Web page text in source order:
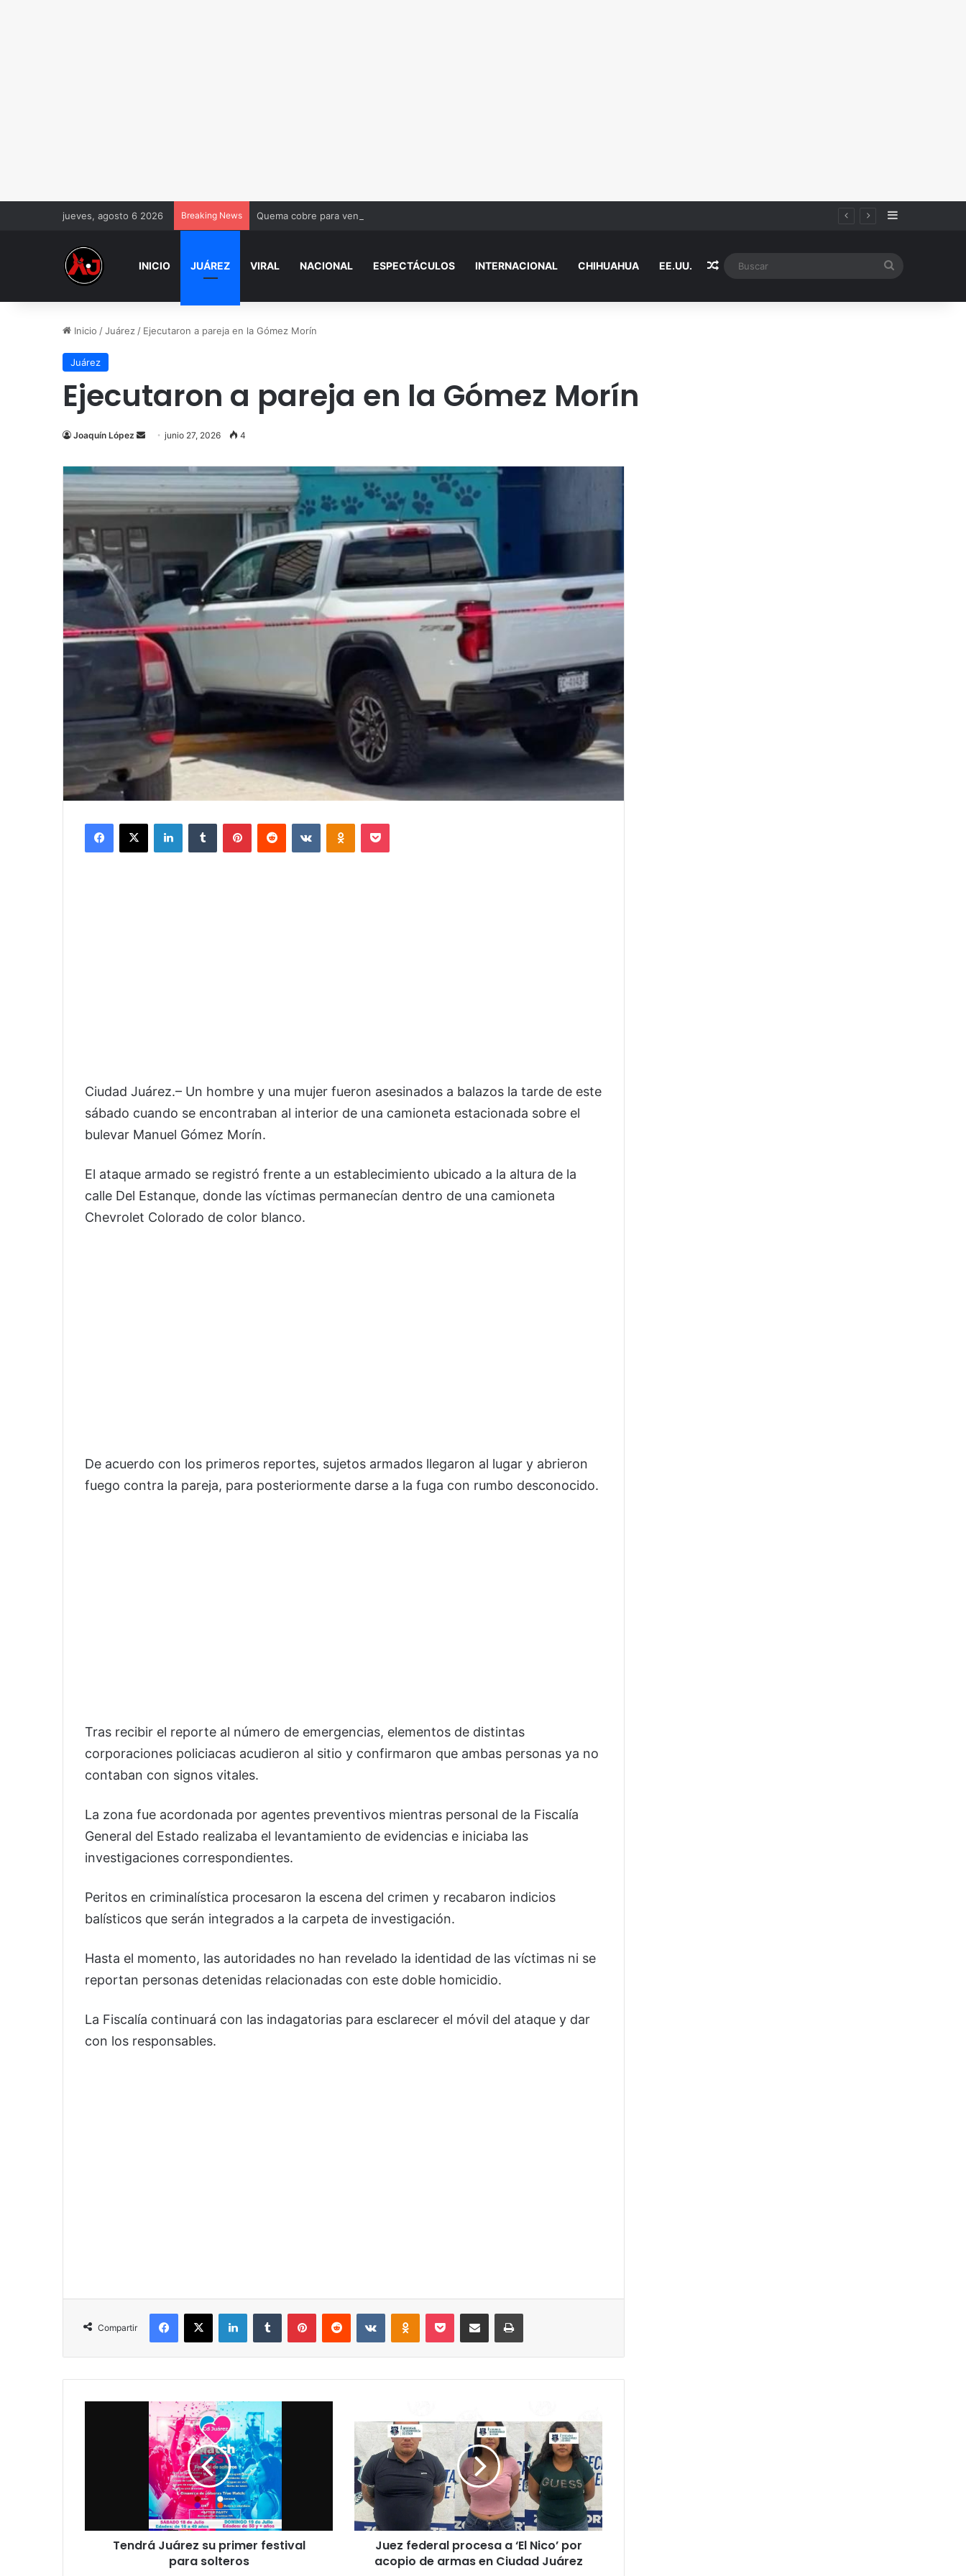
jueves, agosto 6 2026 Breaking News Quema cobre para venderlo y provoca incendio que consume su casa en Juárez Sidebar
INICIO JUÁREZ VIRAL NACIONAL ESPECTÁCULOS INTERNACIONAL CHIHUAHUA EE.UU. Random Article
Inicio /Juárez / Ejecutaron a pareja en la Gómez Morín
Juárez
Ejecutaron a pareja en la Gómez Morín
Joaquín López
Send
email
junio 27, 2026 4
Facebook
X LinkedInTumblr PinterestReddit VKontakteOdnoklassniki
Pocket
Ciudad Juárez.– Un hombre y una mujer fueron asesinados a balazos la tarde de este
sábado cuando se encontraban al interior de una camioneta estacionada sobre el
bulevar Manuel Gómez Morín.
El ataque armado se registró frente a un establecimiento ubicado a la altura de la
calle Del Estanque, donde las víctimas permanecían dentro de una camioneta
Chevrolet Colorado de color blanco.
De acuerdo con los primeros reportes, sujetos armados llegaron al lugar y abrieron
fuego contra la pareja, para posteriormente darse a la fuga con rumbo desconocido.
Tras recibir el reporte al número de emergencias, elementos de distintas
corporaciones policiacas acudieron al sitio y confirmaron que ambas personas ya no
contaban con signos vitales.
La zona fue acordonada por agentes preventivos mientras personal de la Fiscalía
General del Estado realizaba el levantamiento de evidencias e iniciaba las
investigaciones correspondientes.
Peritos en criminalística procesaron la escena del crimen y recabaron indicios
balísticos que serán integrados a la carpeta de investigación.
Hasta el momento, las autoridades no han revelado la identidad de las víctimas ni se
reportan personas detenidas relacionadas con este doble homicidio.
La Fiscalía continuará con las indagatorias para esclarecer el móvil del ataque y dar
con los responsables.
Compartir
Facebook
X LinkedInTumblr PinterestReddit VKontakteOdnoklassniki
Pocket Share via Email Print
Tendrá Juárez su primer festival
para solteros
federal
procesa
a
‘El
Nico’
por
acopio
de
armasJuez federal procesa a ‘El Nico’ por
acopio de armas en Ciudad Juárez